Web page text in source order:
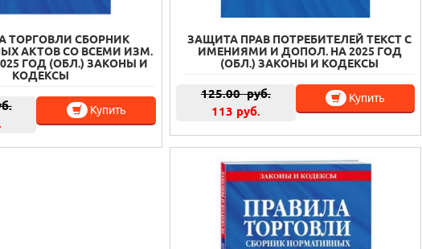
ТОРГОВЛИ СБОРНИК
АКТОВ СО ВСЕМИ ИЗМ.
ГОД (ОБЛ.) ЗАКОНЫ И
КОДЕКСЫ
Купить
ЗАЩИТА ПРАВ ПОТРЕБИТЕЛЕЙ ТЕКСТ С
ИМЕНИЯМИ И ДОПОЛ. НА 2025 ГОД
(ОБЛ.) ЗАКОНЫ И КОДЕКСЫ
125.00руб.
113 руб.
Купить